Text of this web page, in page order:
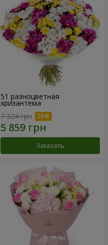
51 разноцветная
хризантема
7 324 грн
Заказать